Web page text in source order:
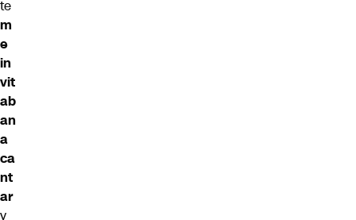
te
m
e
in
vit
ab
an
a
ca
nt
ar
y